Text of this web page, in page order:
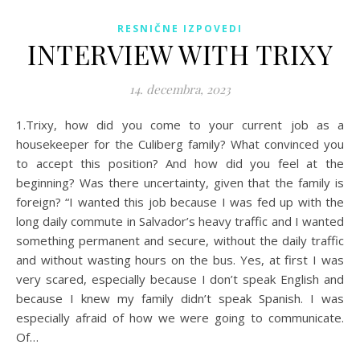
RESNIČNE IZPOVEDI
INTERVIEW WITH TRIXY
14. decembra, 2023
1.Trixy, how did you come to your current job as a
housekeeper for the Culiberg family? What convinced you
to accept this position? And how did you feel at the
beginning? Was there uncertainty, given that the family is
foreign? “I wanted this job because I was fed up with the
long daily commute in Salvador’s heavy traffic and I wanted
something permanent and secure, without the daily traffic
and without wasting hours on the bus. Yes, at first I was
very scared, especially because I don’t speak English and
because I knew my family didn’t speak Spanish. I was
especially afraid of how we were going to communicate.
Of…